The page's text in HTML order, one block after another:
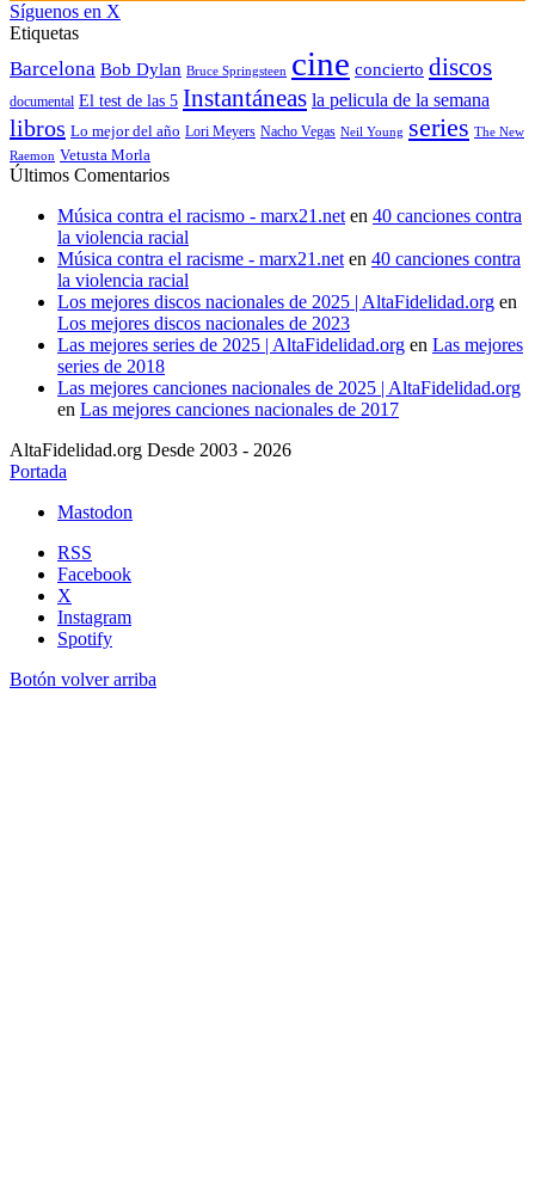
Síguenos en X
Etiquetas
Barcelona Bob Dylan Bruce Springsteen cine concierto discos
documental El test de las 5 Instantáneas la pelicula de la semana
libros Lo mejor del año Lori Meyers Nacho Vegas Neil Young series The New
Raemon Vetusta Morla
Últimos Comentarios
Música contra el racismo - marx21.neten 40 canciones contra
la violencia racial
Música contra el racisme - marx21.neten 40 canciones contra
la violencia racial
Los mejores discos nacionales de 2025 | AltaFidelidad.org en
Los mejores discos nacionales de 2023
Las mejores series de 2025 | AltaFidelidad.org en Las mejores
series de 2018
Las mejores canciones nacionales de 2025 | AltaFidelidad.org
en Las mejores canciones nacionales de 2017
AltaFidelidad.org Desde 2003 - 2026
Portada
Mastodon
RSS
Facebook
X
Instagram
Spotify
Botón volver arriba